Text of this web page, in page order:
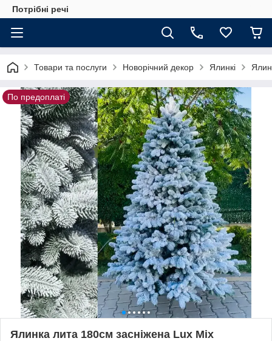
Потрібні речі
Товари та послуги Новорічний декор Ялинкі
По предоплаті
Ялинка лита 180см засніжена Lux Mix